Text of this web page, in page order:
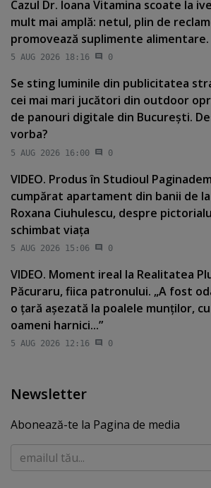
Cazul Dr. Ioana Vitamina scoate la
mult mai amplă: netul, plin de
promovează suplimente alimentare.
5 AUG 2026 18:16 0
Se sting luminile din publicitatea
cei mai mari jucători din outdoor
de panouri digitale din Bucureşti.
vorba?
5 AUG 2026 16:00 0
VIDEO. Produs în Studioul
cumpărat apartament din banii de la
Roxana Ciuhulescu, despre
schimbat viaţa
5 AUG 2026 15:06 0
VIDEO. Moment ireal la Realitatea
Păcuraru, fiica patronului. „A fost
o ţară aşezată la poalele munţilor,
oameni harnici...”
5 AUG 2026 12:16 0
Newsletter
Abonează-te la Pagina de media